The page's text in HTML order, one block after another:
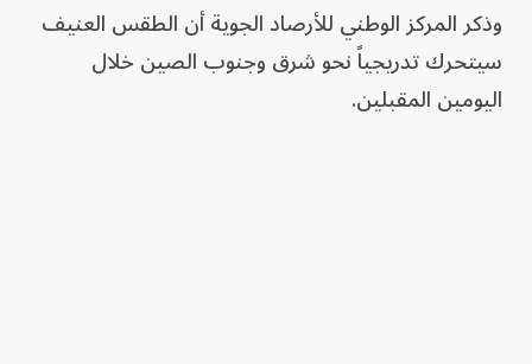
وذكر المركز الوطني للأرصاد الجوية أن الطقس العنيف
سيتحرك تدريجياً نحو شرق وجنوب الصين خلال
اليومين المقبلين.